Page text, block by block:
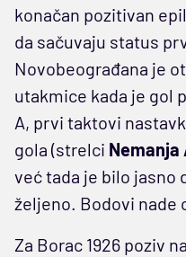
konačan pozitivan
da sačuvaju status
Novobeograđana je
utakmice kada je gol
A, prvi taktovi
gola (strelci Nemanja
već tada je bilo jasno
željeno. Bodovi nade
Za Borac 1926 poziv